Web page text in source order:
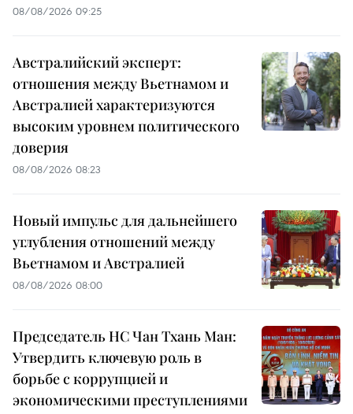
08/08/2026 09:25
Австралийский эксперт:
отношения между Вьетнамом и
Австралией характеризуются
высоким уровнем политического
доверия
08/08/2026 08:23
Новый импульс для дальнейшего
углубления отношений между
Вьетнамом и Австралией
08/08/2026 08:00
Председатель НС Чан Тхань Ман:
Утвердить ключевую роль в
борьбе с коррупцией и
экономическими преступлениями